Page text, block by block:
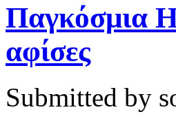
Παγκόσμια
αφίσες
Submitted by